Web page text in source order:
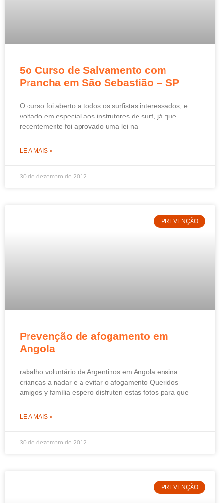
5o Curso de Salvamento com
Prancha em São Sebastião – SP
O curso foi aberto a todos os surfistas interessados, e
voltado em especial aos instrutores de surf, já que
recentemente foi aprovado uma lei na
LEIA MAIS »
30 de dezembro de 2012
PREVENÇÃO
Prevenção de afogamento em
Angola
rabalho voluntário de Argentinos em Angola ensina
crianças a nadar e a evitar o afogamento Queridos
amigos y família espero disfruten estas fotos para que
LEIA MAIS »
30 de dezembro de 2012
PREVENÇÃO